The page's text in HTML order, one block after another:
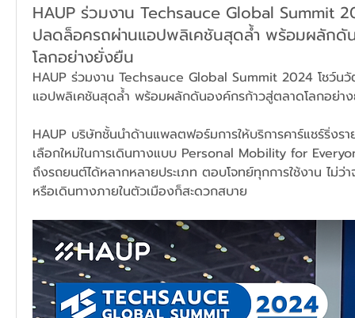
HAUP ร่วมงาน Techsauce Global Summit
ปลดล็อครถผ่านแอปพลิเคชันสุดล้ำ พร้อมผลักดั
โลกอย่างยั่งยืน
HAUP ร่วมงาน Techsauce Global Summit 2024 โชว์น
แอปพลิเคชันสุดล้ำ พร้อมผลักดันองค์กรก้าวสู่ตลาดโลกอย่
HAUP บริษัทชั้นนำด้านแพลตฟอร์มการให้บริการคาร์แชร์ริ่งรา
เลือกใหม่ในการเดินทางแบบ Personal Mobility for
ถึงรถยนต์ได้หลากหลายประเภท ตอบโจทย์ทุกการใช้งาน ไม่ว่
หรือเดินทางภายในตัวเมืองก็สะดวกสบาย